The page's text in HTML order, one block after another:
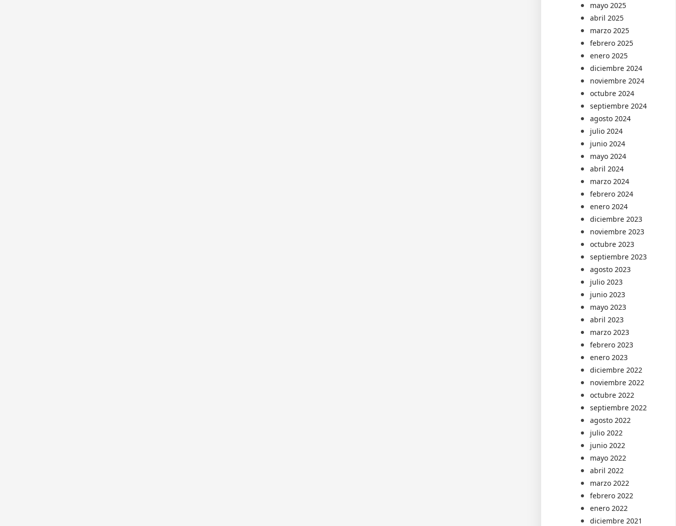
mayo 2025
abril 2025
marzo 2025
febrero 2025
enero 2025
diciembre 2024
noviembre 2024
octubre 2024
septiembre 2024
agosto 2024
julio 2024
junio 2024
mayo 2024
abril 2024
marzo 2024
febrero 2024
enero 2024
diciembre 2023
noviembre 2023
octubre 2023
septiembre 2023
agosto 2023
julio 2023
junio 2023
mayo 2023
abril 2023
marzo 2023
febrero 2023
enero 2023
diciembre 2022
noviembre 2022
octubre 2022
septiembre 2022
agosto 2022
julio 2022
junio 2022
mayo 2022
abril 2022
marzo 2022
febrero 2022
enero 2022
diciembre 2021